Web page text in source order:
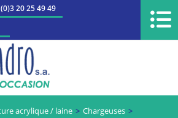
20 25 49 49
acrylique / laine
Chargeuses